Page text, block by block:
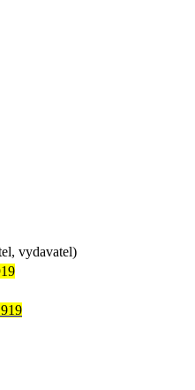
vydavatel)